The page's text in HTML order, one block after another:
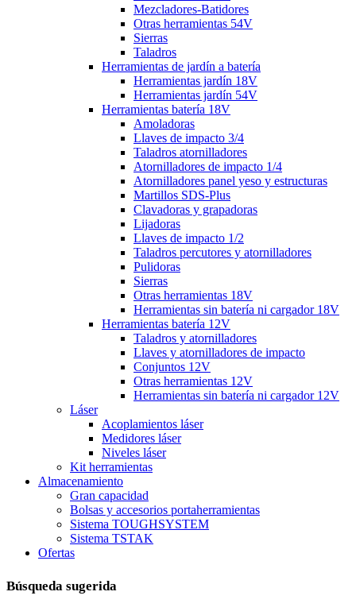
Mezcladores-Batidores
Otras herramientas 54V
Sierras
Taladros
Herramientas de jardín a batería
Herramientas jardín 18V
Herramientas jardín 54V
Herramientas batería 18V
Amoladoras
Llaves de impacto 3/4
Taladros atornilladores
Atornilladores de impacto 1/4
Atornilladores panel yeso y estructuras
Martillos SDS-Plus
Clavadoras y grapadoras
Lijadoras
Llaves de impacto 1/2
Taladros percutores y atornilladores
Pulidoras
Sierras
Otras herramientas 18V
Herramientas sin batería ni cargador 18V
Herramientas batería 12V
Taladros y atornilladores
Llaves y atornilladores de impacto
Conjuntos 12V
Otras herramientas 12V
Herramientas sin batería ni cargador 12V
Láser
Acoplamientos láser
Medidores láser
Niveles láser
Kit herramientas
Almacenamiento
Gran capacidad
Bolsas y accesorios portaherramientas
Sistema TOUGHSYSTEM
Sistema TSTAK
Ofertas
Búsqueda sugerida